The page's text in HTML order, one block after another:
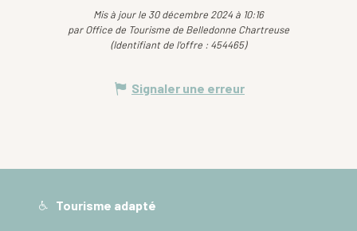
Mis à jour le 30 décembre 2024 à 10:16
par Office de Tourisme de Belledonne Chartreuse
(Identifiant de l'offre : 454465)
Signaler une erreur
Tourisme adapté